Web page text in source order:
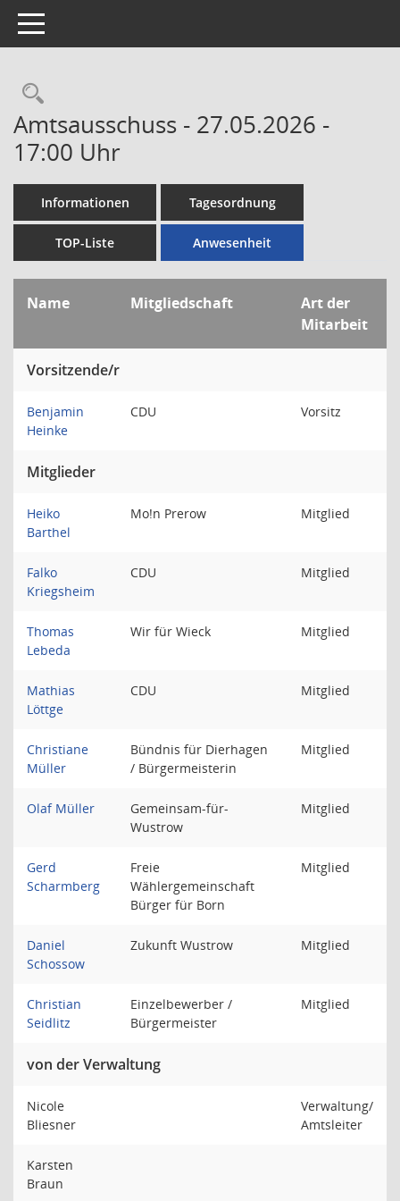
Toggle navigation
Rechercheauswahl
Amtsausschuss - 27.05.2026 -
17:00 Uhr
Informationen Tagesordnung
TOP-Liste Anwesenheit
Name Mitgliedschaft
Art der
Mitarbeit
Vorsitzende/r
Benjamin
Heinke
CDU Vorsitz
Mitglieder
Heiko
Barthel
Mo!n Prerow Mitglied
Falko
Kriegsheim
CDU Mitglied
Thomas
Lebeda
Wir für Wieck Mitglied
Mathias
Löttge
CDU Mitglied
Christiane
Müller
Bündnis für Dierhagen
/ Bürgermeisterin
Mitglied
Olaf Müller
Gemeinsam-für-
Wustrow
Mitglied
Gerd
Scharmberg
Freie
Wählergemeinschaft
Bürger für Born
Mitglied
Daniel
Schossow
Zukunft Wustrow Mitglied
Christian
Seidlitz
Einzelbewerber /
Bürgermeister
Mitglied
von der Verwaltung
Nicole
Bliesner
Verwaltung/
Amtsleiter
Karsten
Braun